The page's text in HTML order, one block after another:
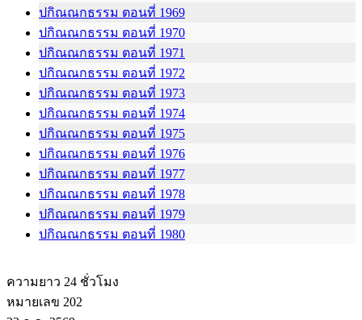
ปกิณณกธรรม ตอนที่ 1969
ปกิณณกธรรม ตอนที่ 1970
ปกิณณกธรรม ตอนที่ 1971
ปกิณณกธรรม ตอนที่ 1972
ปกิณณกธรรม ตอนที่ 1973
ปกิณณกธรรม ตอนที่ 1974
ปกิณณกธรรม ตอนที่ 1975
ปกิณณกธรรม ตอนที่ 1976
ปกิณณกธรรม ตอนที่ 1977
ปกิณณกธรรม ตอนที่ 1978
ปกิณณกธรรม ตอนที่ 1979
ปกิณณกธรรม ตอนที่ 1980
ความยาว 24 ชั่วโมง
หมายเลข 202